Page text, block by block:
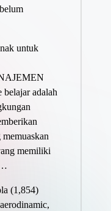
untuk
adalah
memiliki
(1,854)